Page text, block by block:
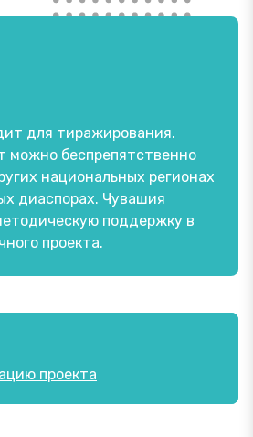
для тиражирования.
можно беспрепятственно
национальных регионах
диаспорах. Чувашия
поддержку в
проекта.
проекта